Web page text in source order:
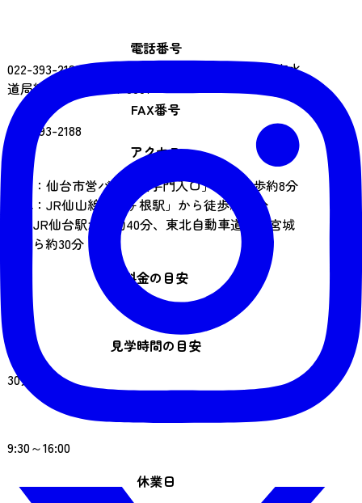
電話番号
022-393-2188（FAX兼用）<br>【閉館時】仙台市水
道局総務課 022-304-0007
FAX番号
022-393-2188
アクセス
バス：仙台市営バス「大手門入口」から徒歩約8分
電車：JR仙山線「熊ヶ根駅」から徒歩約20分
車：JR仙台駅から約40分、東北自動車道仙台宮城
ICから約30分
料金の目安
見学時間の目安
30分程度
9:30～16:00
休業日